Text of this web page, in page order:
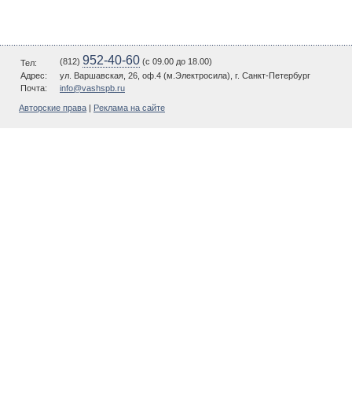
Тел: (812) 952-40-60 (c 09.00 до 18.00)
Адрес:
ул. Варшавская, 26, оф.4 (м.Электросила), г. Санкт-Петербург
Почта:
info@vashspb.ru
Авторские права Реклама на сайте